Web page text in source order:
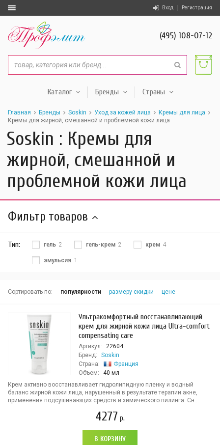
Вход Регистрация
(495) 108-07-12
Каталог Бренды Страны
Главная Бренды Soskin Уход за кожей лица
Кремы для лица
Кремы для жирной, смешанной и проблемной кожи лица
Soskin : Кремы для
жирной, смешанной и
проблемной кожи лица
Фильтр товаров
Тип: гель 2 гель-крем 2 крем 4
эмульсия 1
Сортировать по: популярности размеру скидки цене
Ультракомфортный восстанавливающий
крем для жирной кожи лица Ultra-comfort
compensating care
Артикул:
22604
Бренд:
Soskin
Страна:
Франция
Объем:
40 мл
Крем активно восстанавливает гидролипидную пленку и водный
баланс жирной кожи лица, нарушенный в результате терапии акне,
применения подсушивающих средств и химического пилинга. Сн...
4277 р.
В КОРЗИНУ